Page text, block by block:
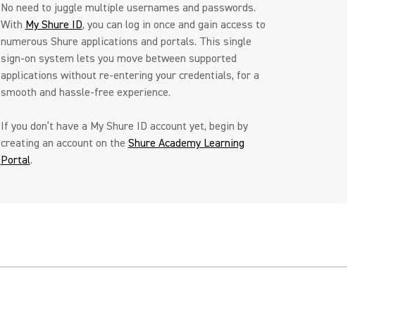
No need to juggle multiple usernames and passwords.
With My Shure ID, you can log in once and gain access to
numerous Shure applications and portals. This single
sign-on system lets you move between supported
applications without re-entering your credentials, for a
smooth and hassle-free experience.
If you don’t have a ​My Shure ID account yet, begin by
creating an account on the Shure Academy Learning
Portal.